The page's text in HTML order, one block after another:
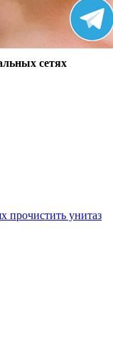
сетях
прочистить унитаз